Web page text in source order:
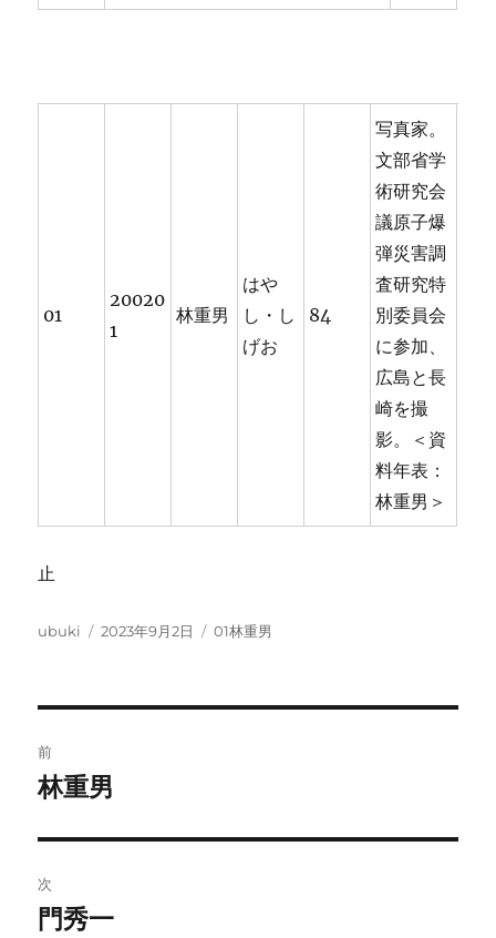
01
20020
1
林重男
はや
し・し
げお
84
写真家。
文部省学
術研究会
議原子爆
弾災害調
査研究特
別委員会
に参加、
広島と長
崎を撮
影。＜資
料年表：
林重男＞
止
投
ubuki
投
2023年9月2日
カ
01林重男
稿
ビ
ゲ
前
前
投
稿:
林重男
次
次
門秀一